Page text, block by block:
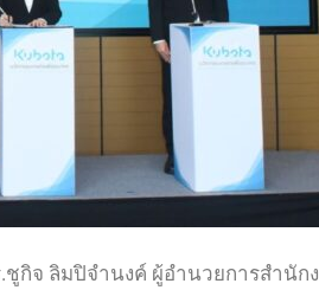
กิจ ลิมปิจำนงค์ ผู้อำนวยการสำนั